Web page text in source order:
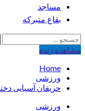
مساجد
بقاع متبرکه
جستجو
برای:
مشاهده‌ زنده
Home
ورزشی
حریفان آسیایی
ورزشی